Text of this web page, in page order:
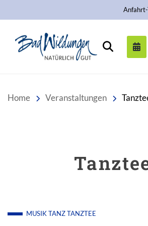
Stadt Bad
Suchen
Home Veranstaltungen
MUSIKTANZTANZTEE